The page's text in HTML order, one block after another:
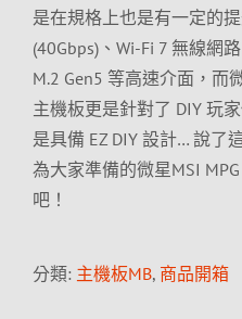
是在規格上也是有一定的
(40Gbps)、Wi-Fi 7 無線網
M.2 Gen5 等高速介面，而
主機板更是針對了 DIY 玩
是具備 EZ DIY 設計… 說了
為大家準備的微星MSI
吧！
分類: 主機板MB, 商品開箱